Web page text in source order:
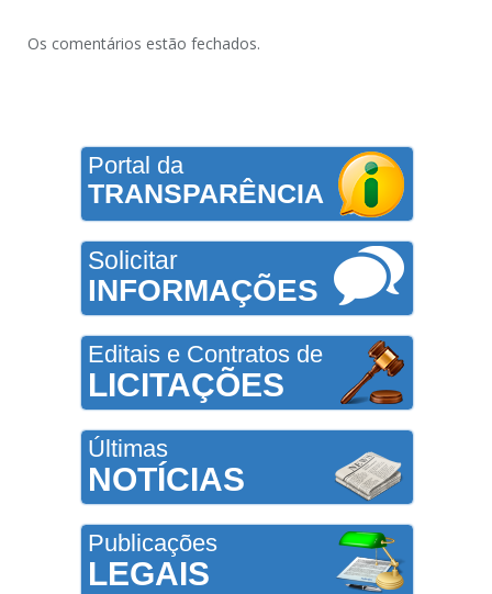
Os comentários estão fechados.
Portal da
TRANSPARÊNCIA
Solicitar
INFORMAÇÕES
Editais e Contratos de
LICITAÇÕES
Últimas
NOTÍCIAS
Publicações
LEGAIS